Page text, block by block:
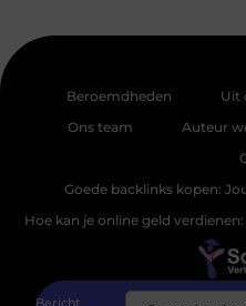
Beroemdheden Uit
Ons team
Auteur
Goede backlinks kopen:
Hoe kan je online geld